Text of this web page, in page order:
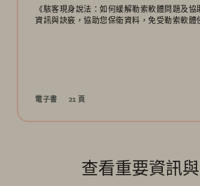
《駭客現身說法：如何緩解勒索軟體問題及
資訊與訣竅，協助您保衛資料，免受勒索軟體
電子書 21 頁
查看重要資訊